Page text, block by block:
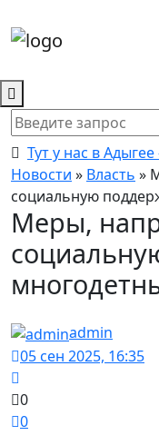
Тут у нас в
Новости » Власть »
социальную
Меры,
admin
05 сен 2025, 16:35
0
0